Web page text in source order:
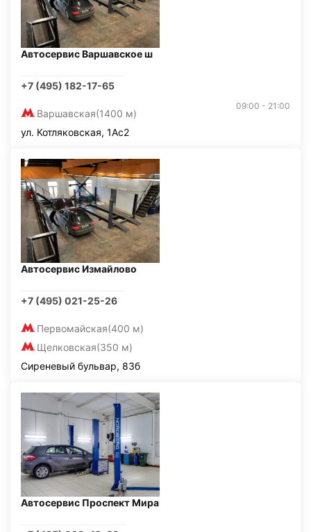
Автосервис Варшавское ш
+7 (495) 182-17-65
Варшавская(1400 м)
09:00 - 21:00
ул. Котляковская, 1Ас2
Автосервис Измайлово
+7 (495) 021-25-26
Первомайская(400 м)
Щелковская(350 м)
Сиреневый бульвар, 83б
Автосервис Проспект Мира